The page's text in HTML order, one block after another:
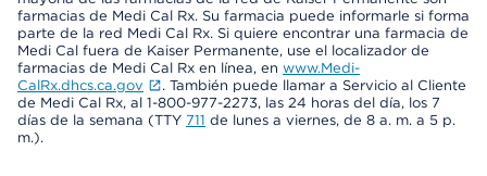
farmacias de Medi Cal Rx. Su farmacia puede informarle si forma
parte de la red Medi Cal Rx. Si quiere encontrar una farmacia de
Medi Cal fuera de Kaiser Permanente, use el localizador de
farmacias de Medi Cal Rx en línea, en www.Medi-
CalRx.dhcs.ca.gov
. También puede llamar a Servicio al Cliente
de Medi Cal Rx, al 1-800-977-2273, las 24 horas del día, los 7
días de la semana (TTY 711 de lunes a viernes, de 8 a. m. a 5 p.
m.).